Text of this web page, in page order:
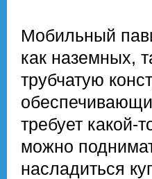
Мобильный
как наземных,
трубчатую
требует какой-
можно
насладиться